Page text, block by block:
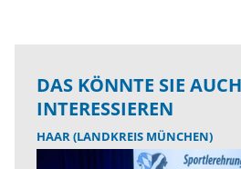
DAS KÖNNTE SIE AUCH
INTERESSIEREN
HAAR (LANDKREIS MÜNCHEN)